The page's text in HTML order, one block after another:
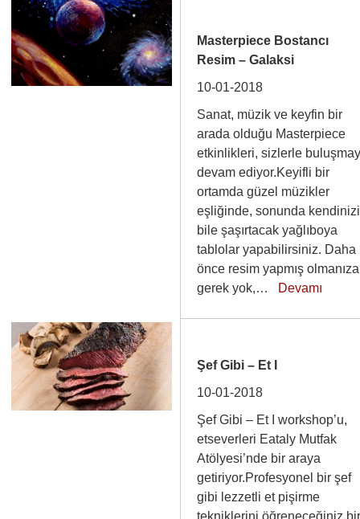
Masterpiece Bostancı
Resim – Galaksi
10-01-2018
Sanat, müzik ve keyfin bir
arada olduğu Masterpiece
etkinlikleri, sizlerle
devam ediyor.Keyifli bir
ortamda güzel müzikler
eşliğinde, sonunda kendinizi
bile şaşırtacak yağlıboya
tablolar yapabilirsiniz. Daha
önce resim yapmış olmanıza
gerek yok,… Devamı
Şef Gibi – Et I
10-01-2018
Şef Gibi – Et I workshop’u,
etseverleri Eataly Mutfak
Atölyesi’nde bir araya
getiriyor.Profesyonel bir şef
gibi lezzetli et pişirme
tekniklerini öğreneceğiniz